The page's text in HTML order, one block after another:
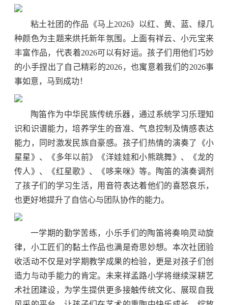
粘土社团的作品《马上2026》以红、黄、蓝、绿几
种颜色为主题来烘托新年氛围。上面有祥云、小元宝来
丰富作品，代表着2026可以有好运。孩子们用他们巧妙
的小手捏出了自己精彩的2026，也寓意着我们的2026事
事如意，马到成功！
陶笛作为中华民族传统乐器，通过系统学习乐理知
识和识谱能力，培养学生的音准、气息控制及情感表达
能力，同时激发民族自豪感。孩子们热情的演奏了《小
星星》、《多年以前》《洋娃娃和小熊跳舞》、《龙的
传人》、《红星歌》、《哆来咪》等。陶笛的演奏调剂
了孩子们的学习生活，用音符表达着他们的喜怒哀乐，
也更好地提升了自信心与团队协作的能力。
一学期的勤学苦练，小乐手们的陶笛将奏响灵动旋
律，小工匠们的黏土作品也满是奇思妙想。本次社团验
收活动不仅是对学期教学成果的检验，更是对孩子们创
造力与动手能力的肯定。未来祥孟路小学将继续深耕艺
术社团建设，为学生提供更多接触传统文化、展现自我